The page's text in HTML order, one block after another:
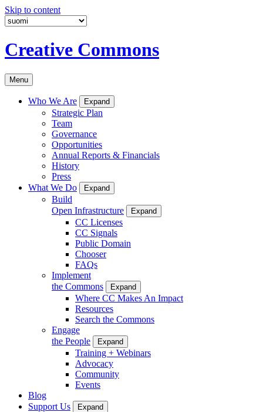
Skip to content
Creative Commons
Menu
Who We Are Expand
Strategic Plan
Team
Governance
Opportunities
Annual Reports & Financials
History
Press
What We Do
Expand
Build
Open Infrastructure
Expand
CC Licenses
CC Signals
Public Domain
Chooser
FAQs
Implement
the Commons
Expand
Where CC Makes An Impact
Resources
Search the Commons
Engage
the People
Expand
Training + Webinars
Advocacy
Community
Events
Blog
Support Us
Expand